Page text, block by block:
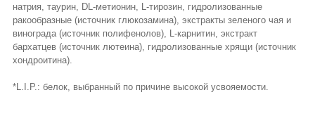
натрия, таурин, DL-метионин, L-тирозин, гидролизованные
ракообразные (источник глюкозамина), экстракты зеленого чая и
винограда (источник полифенолов), L-карнитин, экстракт
бархатцев (источник лютеина), гидролизованные хрящи (источник
хондроитина).
*L.I.P.: белок, выбранный по причине высокой усвояемости.